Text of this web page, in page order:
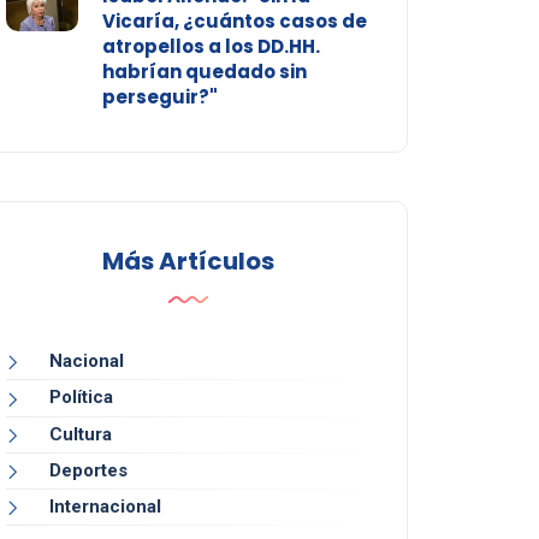
Vicaría, ¿cuántos casos de
atropellos a los DD.HH.
habrían quedado sin
perseguir?"
Más Artículos
Nacional
Política
Cultura
Deportes
Internacional